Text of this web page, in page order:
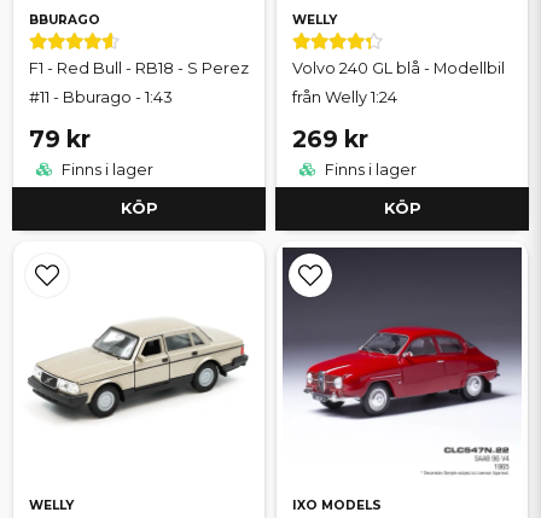
BBURAGO
F1 - Red Bull - RB18 - S Perez
#11 - Bburago - 1:43
79 kr
Finns i lager
KÖP
WELLY
Volvo 240 GL blå - Modellbil
från Welly 1:24
269 kr
Finns i lager
KÖP
WELLY IXO MODELS